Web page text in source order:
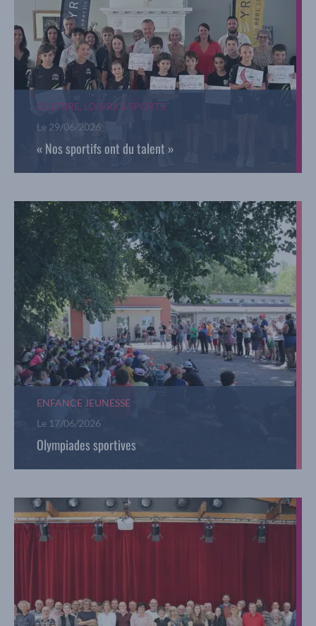
CULTURE, LOISIRS & SPORTS
Le 29/06/2026
« Nos sportifs ont du talent »
ENFANCE JEUNESSE
Le 17/06/2026
Olympiades sportives